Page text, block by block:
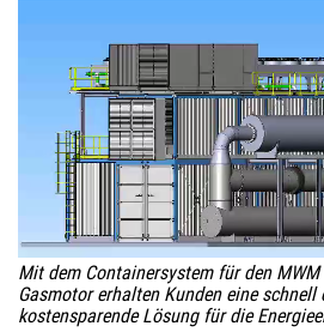
Mit dem Containersystem für den MWM
Gasmotor erhalten Kunden eine
kostensparende Lösung für die